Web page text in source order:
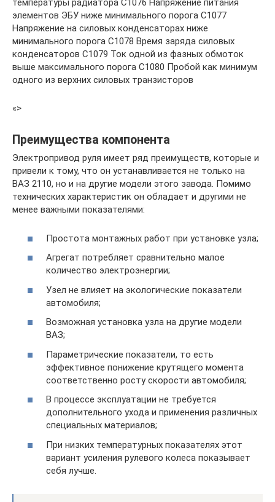
температуры радиатора C1076 Напряжение питания
элементов ЭБУ ниже минимального порога C1077
Напряжение на силовых конденсаторах ниже
минимального порога C1078 Время заряда силовых
конденсаторов C1079 Ток одной из фазных обмоток
выше максимального порога C1080 Пробой как минимум
одного из верхних силовых транзисторов
«>
Преимущества компонента
Электропривод руля имеет ряд преимуществ, которые и
привели к тому, что он устанавливается не только на
ВАЗ 2110, но и на другие модели этого завода. Помимо
технических характеристик он обладает и другими не
менее важными показателями:
Простота монтажных работ при установке узла;
Агрегат потребляет сравнительно малое
количество электроэнергии;
Узел не влияет на экологические показатели
автомобиля;
Возможная установка узла на другие модели
ВАЗ;
Параметрические показатели, то есть
эффективное понижение крутящего момента
соответственно росту скорости автомобиля;
В процессе эксплуатации не требуется
дополнительного ухода и применения различных
специальных материалов;
При низких температурных показателях этот
вариант усиления рулевого колеса показывает
себя лучше.